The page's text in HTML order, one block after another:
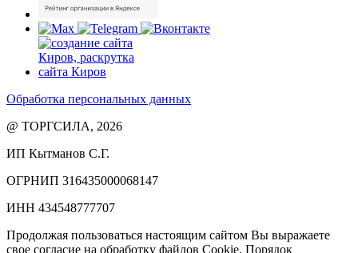
Обработка персональных данных
@ ТОРГСИЛА, 2026
ИП Кытманов С.Г.
ОГРНИП 316435000068147
ИНН 434548777707
Продолжая пользоваться настоящим сайтом Вы выражаете
свое согласие на обработку файлов Cookie. Порядок